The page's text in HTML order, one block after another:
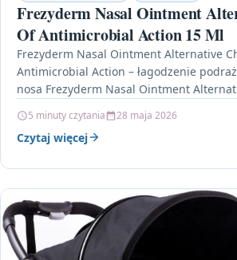
Frezyderm Nasal Ointment
Of Antimicrobial Action 15 Ml
Frezyderm Nasal Ointment Alternative
Antimicrobial Action – łagodzenie
nosa Frezyderm Nasal Ointment
5 minuty czytania 28 maja 2026
Czytaj więcej